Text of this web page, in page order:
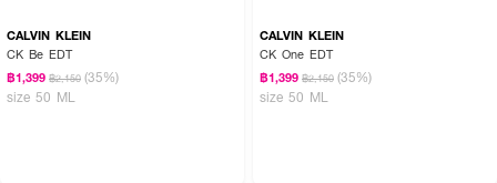
CALVIN KLEIN
CK Be EDT
฿1,399 ฿2,150 (35%)
size 50 ML
CALVIN KLEIN
CK One EDT
฿1,399 ฿2,150 (35%)
size 50 ML